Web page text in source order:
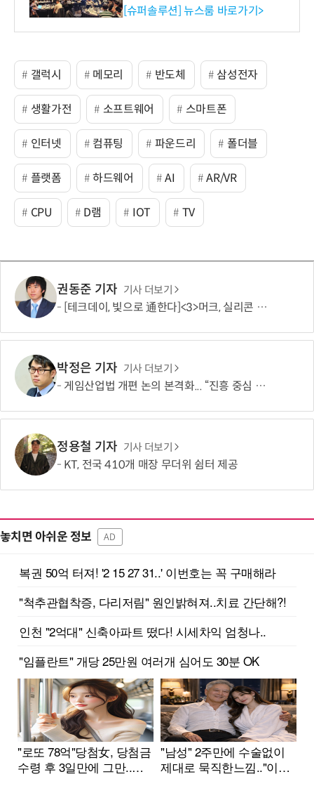
리 성료
[슈퍼솔루션] 뉴스룸 바로가기>
갤럭시 메모리 반도체 삼성전자
생활가전 소프트웨어 스마트폰
인터넷 컴퓨팅 파운드리 폴더블
플랫폼 하드웨어 AI AR/VR
CPU D램 IOT TV
권동준 기자 기사 더보기
[테크데이, 빛으로 通한다]<3>머크, 실리콘 포토닉스 공략 개시…'신성장 동력 확보'
박정은 기자 기사 더보기
게임산업법 개편 논의 본격화... “진흥 중심 전환 속 세부 보완 필요”
정용철 기자 기사 더보기
KT, 전국 410개 매장 무더위 쉼터 제공
놓치면 아쉬운 정보 AD